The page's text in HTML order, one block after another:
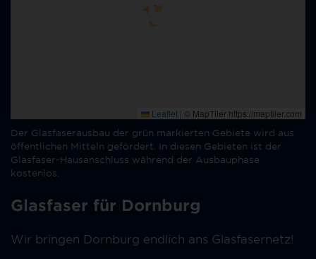
Der Glasfaserausbau der grün markierten Gebiete wird aus
öffentlichen Mitteln gefördert. In diesen Gebieten ist der
Glasfaser-Hausanschluss während der Ausbauphase
kostenlos.
Glasfaser für Dornburg
Wir bringen Dornburg endlich ans Glasfasernetz!